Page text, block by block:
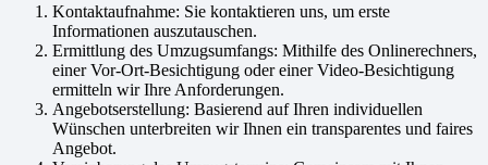
Kontaktaufnahme: Sie kontaktieren uns, um erste
Informationen auszutauschen.
Ermittlung des Umzugsumfangs: Mithilfe des Onlinerechners,
einer Vor-Ort-Besichtigung oder einer Video-Besichtigung
ermitteln wir Ihre Anforderungen.
Angebotserstellung: Basierend auf Ihren individuellen
Wünschen unterbreiten wir Ihnen ein transparentes und faires
Angebot.